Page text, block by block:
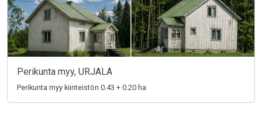
Perikunta myy, URJALA
Perikunta myy kiinteistön 0.43 + 0.20 ha